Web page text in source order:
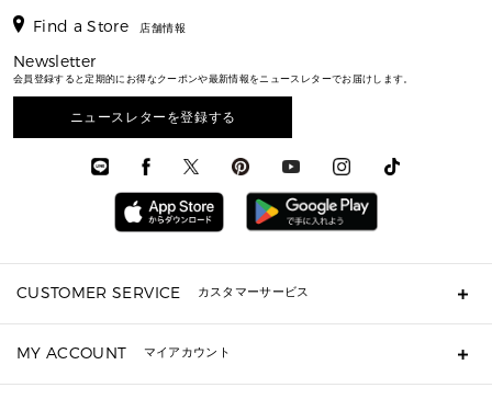
ウェア
アクセサリー
アクセサリー
メンズ バッグ
メンズ 財布・小物
メンズ シューズ
メンズ ウェア
メンズ 時計・その他
▶ メンズすべて
メンズバッグ
メンズ財布・小物
メンズアクセサリー
メンズウェア
トラベル
通勤・通学アイテム
3 IN 1 / 2 IN 1 バッグ
▶ メンズすべて
▶ メンズすべて
お財布レビュー ▸
▶ メンズすべて
▶ メンズすべて
シューズレビュー ▸
新着
日本限定
▶ バッグすべて
通勤・通学アイテム
3 IN 1 バッグ
ミニ財布・フラグメントケース
▶ 小物すべて
定期ケース・カードケース・名刺入れ
財布・小物
時計・ジュエリー
アクセサリー
▶ すべて
スタイリング
エディターレビュー
Find a Store 店舗情報
Newsletter
会員登録すると定期的にお得なクーポンや最新情報をニュースレターでお届けします。
ニュースレターを登録する
CUSTOMER SERVICE カスタマーサービス
ギフト用にラッピングができますか？
ショッピングバッグを購入商品分送ってもらえますか？
MY ACCOUNT マイアカウント